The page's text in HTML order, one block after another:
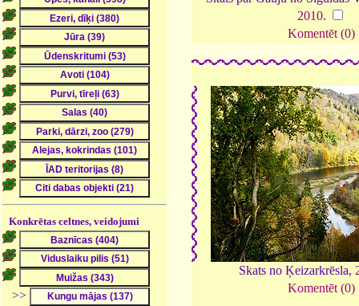
Konkrētas celtnes, veidojumi
>>
2010.
Komentēt (0)
Skats no Ķeizarkrēsla,
Komentēt (0)